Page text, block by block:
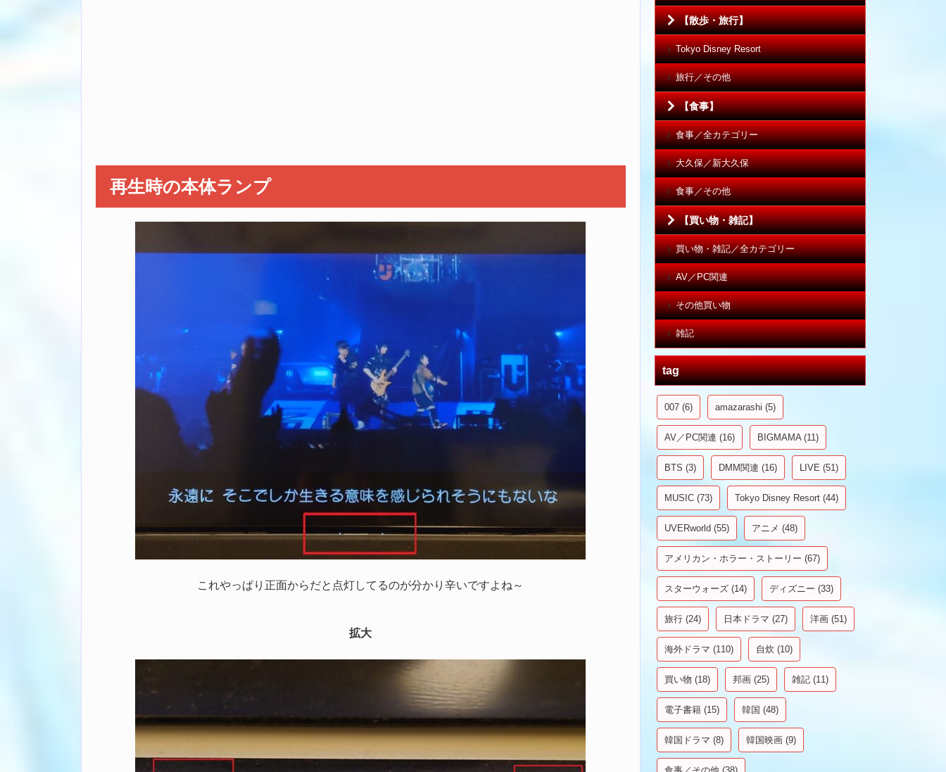
再生時の本体ランプ
これやっぱり正面からだと点灯してるのが分かり辛いですよね～
拡大
【散歩・旅行】
Tokyo Disney Resort
旅行／その他
【食事】
食事／全カテゴリー
大久保／新大久保
食事／その他
【買い物・雑記】
買い物・雑記／全カテゴリー
AV／PC関連
その他買い物
雑記
tag
007(6) amazarashi (5)
AV／PC関連 (16) BIGMAMA(11)
BTS (3) DMM関連 (16) LIVE (51)
MUSIC(73) Tokyo Disney Resort(44)
UVERworld(55) アニメ (48)
アメリカン・ホラー・ストーリー (67)
スターウォーズ(14) ディズニー (33)
旅行(24) 日本ドラマ (27) 洋画(51)
海外ドラマ (110) 自炊 (10)
買い物 (18) 邦画(25) 雑記(11)
電子書籍(15) 韓国 (48)
韓国ドラマ (8) 韓国映画(9)
食事／その他 (38)